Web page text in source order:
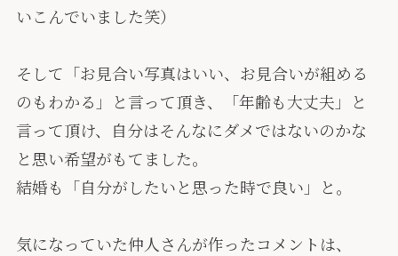
いこんでいました笑）
そして「お見合い写真はいい、お見合いが組める
のもわかる」と言って頂き、「年齢も大丈夫」と
言って頂け、自分はそんなにダメではないのかな
と思い希望がもてました。
結婚も「自分がしたいと思った時で良い」と。
気になっていた仲人さんが作ったコメントは、